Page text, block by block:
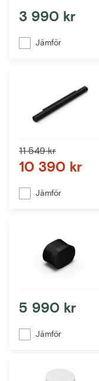
3 990 kr
Jämför
11 549 kr
10 390 kr
Jämför
5 990 kr
Jämför